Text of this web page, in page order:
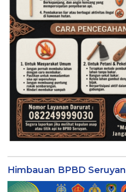
Himbauan BPBD Seruyan